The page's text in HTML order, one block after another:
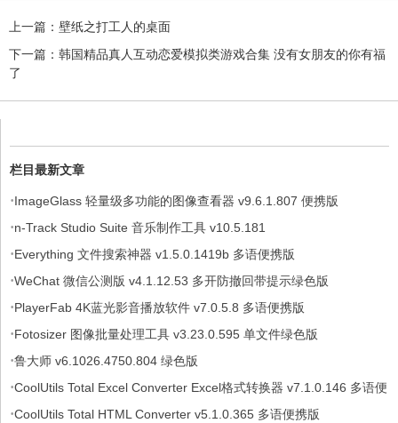
上一篇： 壁纸之打工人的桌面
下一篇： 韩国精品真人互动恋爱模拟类游戏合集 没有女朋友的你有福
了
栏目最新文章
·ImageGlass 轻量级多功能的图像查看器 v9.6.1.807 便携版
·n-Track Studio Suite 音乐制作工具 v10.5.181
·Everything 文件搜索神器 v1.5.0.1419b 多语便携版
·WeChat 微信公测版 v4.1.12.53 多开防撤回带提示绿色版
·PlayerFab 4K蓝光影音播放软件 v7.0.5.8 多语便携版
·Fotosizer 图像批量处理工具 v3.23.0.595 单文件绿色版
·鲁大师 v6.1026.4750.804 绿色版
·CoolUtils Total Excel Converter Excel格式转换器 v7.1.0.146 多语便
携版
·CoolUtils Total HTML Converter v5.1.0.365 多语便携版